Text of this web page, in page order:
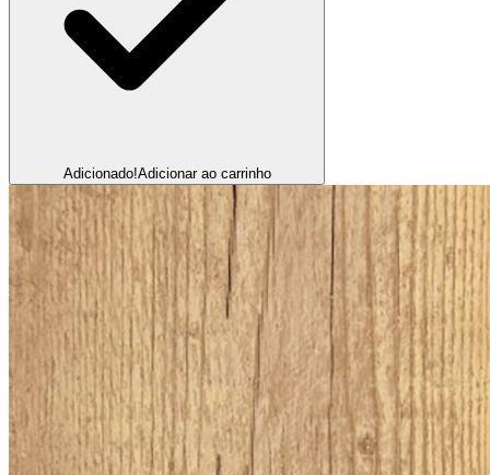
Adicionado!Adicionar ao carrinho